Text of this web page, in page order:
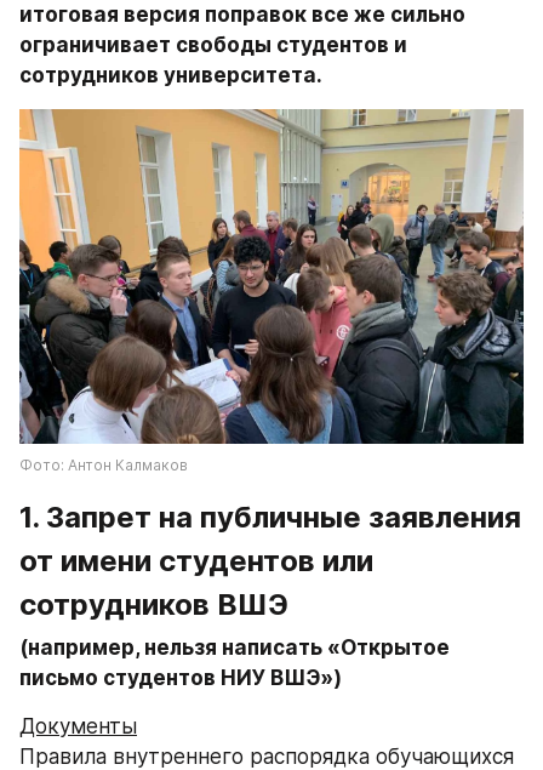
итоговая версия поправок все же сильно
ограничивает свободы студентов и
сотрудников университета.
Фото: Антон Калмаков
1. Запрет на публичные заявления
от имени студентов или
сотрудников ВШЭ
(например, нельзя написать «Открытое
письмо студентов НИУ ВШЭ»)
Правила внутреннего распорядка обучающихся